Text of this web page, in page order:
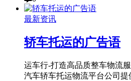
最新资讯
轿车托运的广告语
运车行-打造高品质整车物流
汽车轿车托运物流平台公司